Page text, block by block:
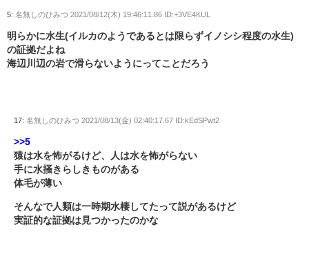
5: 名無しのひみつ 2021/08/12(木) 19:46:11.86 ID:+3VE4KUL
明らかに水生(イルカのようであるとは限らずイノシシ程度の水生)
の証拠だよね
海辺川辺の岩で滑らないようにってことだろう
17: 名無しのひみつ 2021/08/13(金) 02:40:17.67 ID:kEdSPwt2
>>5
猿は水を怖がるけど、人は水を怖がらない
手に水掻きらしきものがある
体毛が薄い
そんなで人類は一時期水棲してたって説があるけど
実証的な証拠は見つかったのかな